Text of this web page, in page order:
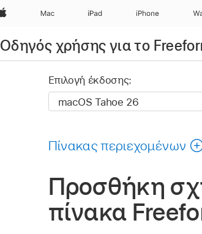
Apple Mac iPad iPhone
Οδηγός χρήσης για το
Επιλογή έκδοσης:
Πίνακας περιεχομένων
Προσθήκη
πίνακα